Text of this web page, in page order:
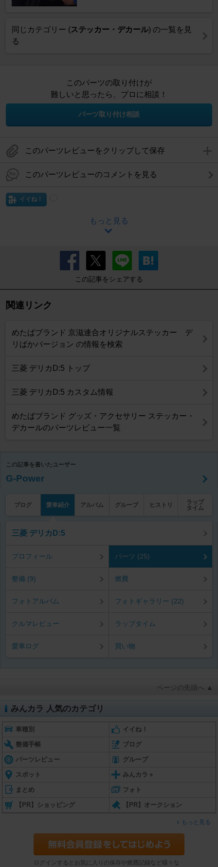
同じカテゴリー (ステッカー・デカール) の一覧を見
る
このパーツの取り付けが
難しいと思ったら、プロに相談！
パーツ取り付け相談
このパーツレビューをクリップして保存
このパーツレビューのコメントを見る
イイね！
もっと見る
この記事をシェアする
関連リンク
めたばブランド 京滋連合オリジナルステッカー デ
リばかバージョン の情報を検索
三菱 デリカD:5 トップ
三菱 デリカD:5 カスタム情報
めたばブランド グッズ・アクセサリー ステッカー・
デカールのパーツレビュー一覧
この記事を書いたユーザー
G-Power
ブログ 愛車紹介 アルバム グループ ヒストリ
ラップ
タイム
三菱 デリカD:5
プロフィール パーツ (25)
整備 (9) 燃費
フォトアルバム フォトギャラリー (22)
クルマレビュー ラップタイム
愛車ログ 買い物
ページの先頭へ ▲
みんカラ 人気のカテゴリ
車種別 イイね！
整備手帳 ブログ
パーツレビュー グループ
スポット みんカラ＋
まとめ フォト
【PR】ショッピング 【PR】オークション
もっと見る
ログインするとお気に入りの保存や燃費記録など様々な